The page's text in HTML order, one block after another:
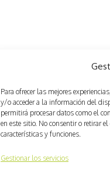
Para ofrecer las mejores
y/o acceder a la información del
permitirá procesar datos como el
en este sitio. No consentir o retirar
características y funciones.
Gestionar los servicios